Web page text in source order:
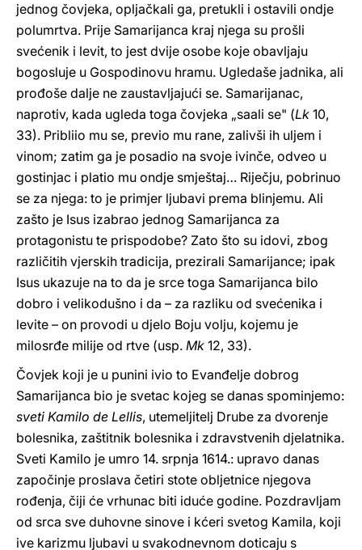
jednog čovjeka, opljačkali ga, pretukli i ostavili ondje
polumrtva. Prije Samarijanca kraj njega su prošli
svećenik i levit, to jest dvije osobe koje obavljaju
bogosluje u Gospodinovu hramu. Ugledaše jadnika, ali
prođoše dalje ne zaustavljajući se. Samarijanac,
naprotiv, kada ugleda toga čovjeka „saali se" (Lk 10,
33). Pribliio mu se, previo mu rane, zalivši ih uljem i
vinom; zatim ga je posadio na svoje ivinče, odveo u
gostinjac i platio mu ondje smještaj… Riječju, pobrinuo
se za njega: to je primjer ljubavi prema blinjemu. Ali
zašto je Isus izabrao jednog Samarijanca za
protagonistu te prispodobe? Zato što su idovi, zbog
različitih vjerskih tradicija, prezirali Samarijance; ipak
Isus ukazuje na to da je srce toga Samarijanca bilo
dobro i velikodušno i da – za razliku od svećenika i
levite – on provodi u djelo Boju volju, kojemu je
milosrđe milije od rtve (usp. Mk 12, 33).
Čovjek koji je u punini ivio to Evanđelje dobrog
Samarijanca bio je svetac kojeg se danas spominjemo:
sveti Kamilo de Lellis, utemeljitelj Drube za dvorenje
bolesnika, zaštitnik bolesnika i zdravstvenih djelatnika.
Sveti Kamilo je umro 14. srpnja 1614.: upravo danas
započinje proslava četiri stote obljetnice njegova
rođenja, čiji će vrhunac biti iduće godine. Pozdravljam
od srca sve duhovne sinove i kćeri svetog Kamila, koji
ive karizmu ljubavi u svakodnevnom doticaju s